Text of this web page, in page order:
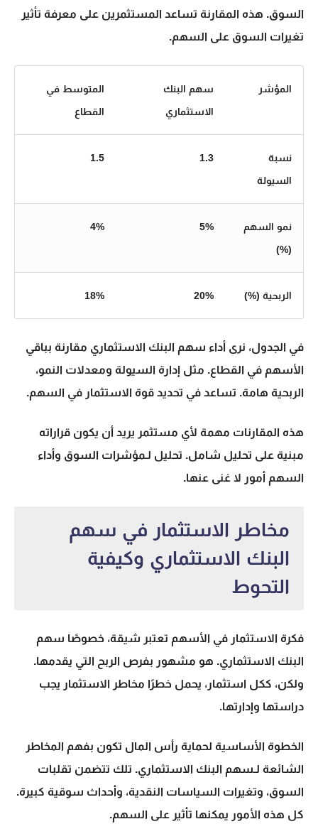
السوق. هذه المقارنة تساعد المستثمرين على معرفة تأثير
تغيرات السوق على السهم.
المؤشر
سهم البنك
الاستثماري
المتوسط في
القطاع
نسبة
السيولة
1.3
1.5
نمو السهم
(%)
5%
4%
الربحية (%) 20%
18%
في الجدول، نرى أداء سهم البنك الاستثماري مقارنة بباقي
الأسهم في القطاع. مثل إدارة السيولة ومعدلات النمو،
الربحية هامة. تساعد في تحديد قوة الاستثمار في السهم.
هذه المقارنات مهمة لأي مستثمر يريد أن يكون قراراته
مبنية على تحليل شامل. تحليل لـمؤشرات السوق وأداء
السهم أمور لا غنى عنها.
مخاطر الاستثمار في سهم
البنك الاستثماري وكيفية
التحوط
فكرة الاستثمار في الأسهم تعتبر شيقة، خصوصًا سهم
البنك الاستثماري. هو مشهور بفرص الربح التي يقدمها.
ولكن، ككل استثمار، يحمل خطرًا مخاطر الاستثمار يجب
دراستها وإدارتها.
الخطوة الأساسية لحماية رأس المال تكون بفهم المخاطر
الشائعة لـسهم البنك الاستثماري. تلك تتضمن تقلبات
السوق، وتغيرات السياسات النقدية، وأحداث سوقية كبيرة.
كل هذه الأمور يمكنها تأثير على السهم.